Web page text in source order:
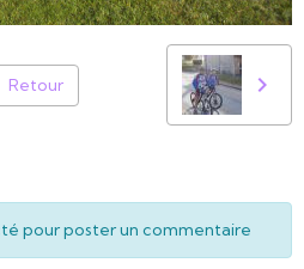
Retour
pour poster un commentaire